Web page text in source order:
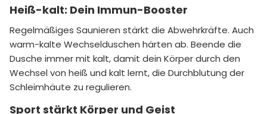
Heiß-kalt: Dein Immun-Booster
Regelmäßiges Saunieren stärkt die Abwehrkräfte. Auch
warm-kalte Wechselduschen härten ab. Beende die
Dusche immer mit kalt, damit dein Körper durch den
Wechsel von heiß und kalt lernt, die Durchblutung der
Schleimhäute zu regulieren.
Sport stärkt Körper und Geist